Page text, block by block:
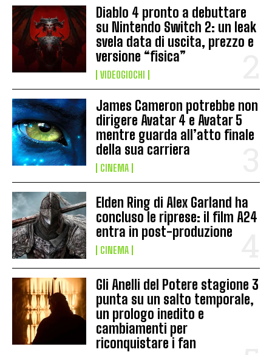
Diablo 4 pronto a debuttare
su Nintendo Switch 2: un leak
svela data di uscita, prezzo e
versione “fisica”
VIDEOGIOCHI
James Cameron potrebbe non
dirigere Avatar 4 e Avatar 5
mentre guarda all’atto finale
della sua carriera
CINEMA
Elden Ring di Alex Garland ha
concluso le riprese: il film A24
entra in post-produzione
CINEMA
Gli Anelli del Potere stagione 3
punta su un salto temporale,
un prologo inedito e
cambiamenti per
riconquistare i fan